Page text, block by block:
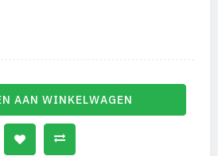
AAN WINKELWAGEN